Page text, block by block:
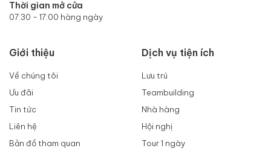
Thời gian mở cửa
07:30 - 17:00 hàng ngày
Giới thiệu
Về chúng tôi
Ưu đãi
Tin tức
Liên hệ
Bản đồ tham quan
Dịch vụ tiện ích
Lưu trú
Teambuilding
Nhà hàng
Hội nghị
Tour 1 ngày